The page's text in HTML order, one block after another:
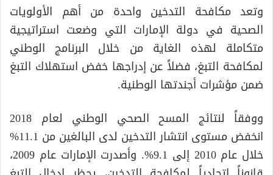
وتعد مكافحة التدخين واحدة من أهم الأولويات
الصحية في دولة الإمارات التي وضعت استراتيجية
متكاملة لهذه الغاية من خلال البرنامج الوطني
لمكافحة التبغ، فضلاً عن إدراجها خفض استهلاك التبغ
ضمن مؤشرات أجندتها الوطنية.
ووفقاً لنتائج المسح الصحي الوطني لعام 2018
انخفض مستوى انتشار التدخين لدى البالغين من 11.1%
خلال عام 2010 إلى 9.1%. وأصدرت الإمارات عام 2009،